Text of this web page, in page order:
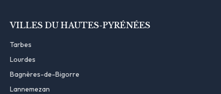
VILLES DU HAUTES-PYRÉNÉES
Tarbes
Lourdes
Bagnères-de-Bigorre
Lannemezan